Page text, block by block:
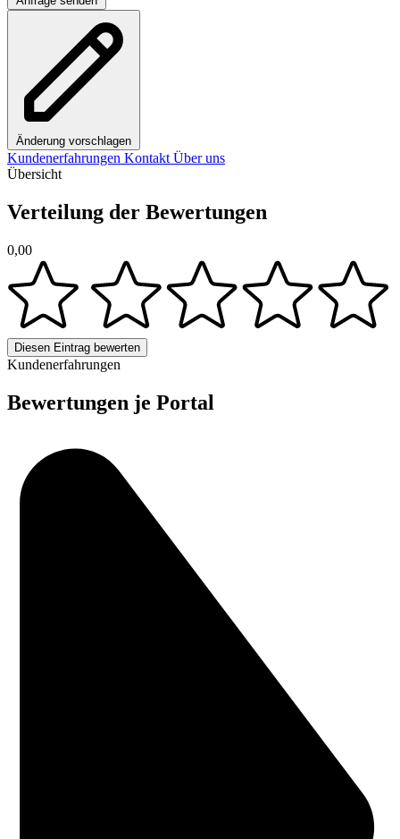
Änderung vorschlagen
Kundenerfahrungen Kontakt Über uns
Übersicht
Verteilung der Bewertungen
0,00
Diesen Eintrag bewerten
Kundenerfahrungen
Bewertungen je Portal